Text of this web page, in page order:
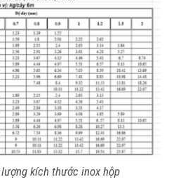
kích thước inox hộp